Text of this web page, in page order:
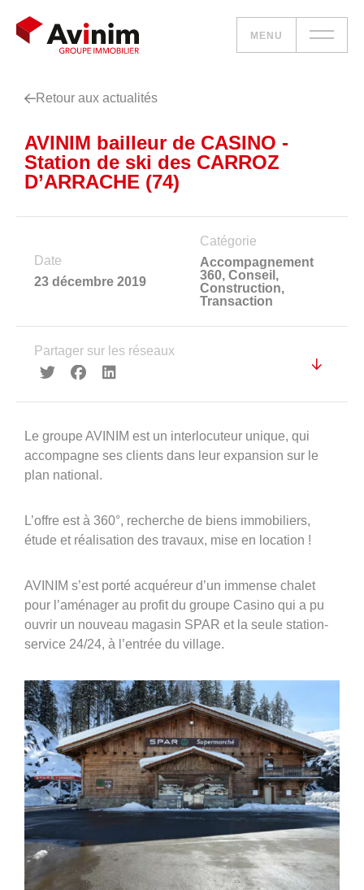
MENU
Vos besoins
Nos solutions
Le groupe
Nous rejoindre
Accueil
360°
À propos
Réferences
Actualités
Découvrir Avinim
Ensemble en confiance
Groupe Avinim
03 29 22 30 00
Lundi au vendredi ( 8h00 – 17h00 )
Avinim Construction
Retour aux actualités
AVINIM bailleur de CASINO -
Station de ski des CARROZ
D’ARRACHE (74)
Date
23 décembre 2019
Catégorie
Accompagnement
360, Conseil ,
Construction,
Transaction
Partager sur les réseaux
Le groupe AVINIM est un interlocuteur unique, qui
accompagne ses clients dans leur expansion sur le
plan national.
L’offre est à 360°, recherche de biens immobiliers,
étude et réalisation des travaux, mise en location !
AVINIM s’est porté acquéreur d’un immense chalet
pour l’aménager au profit du groupe Casino qui a pu
ouvrir un nouveau magasin SPAR et la seule station-
service 24/24, à l’entrée du village.